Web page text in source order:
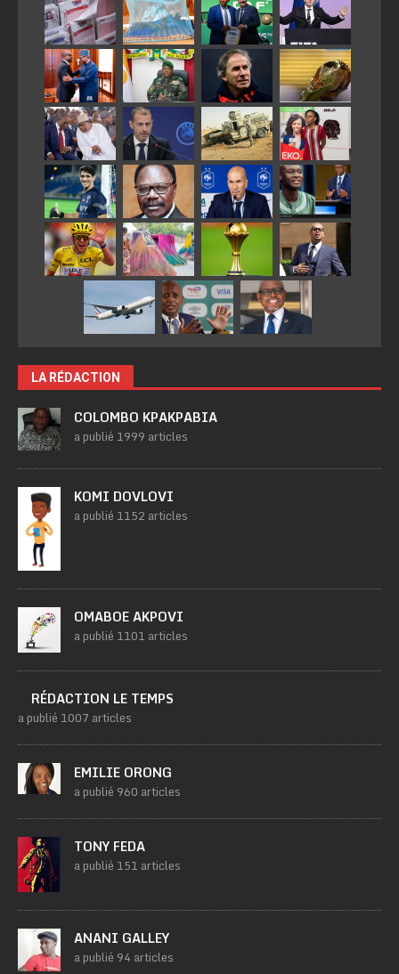
LA RÉDACTION
COLOMBO KPAKPABIA
a publié 1999 articles
KOMI DOVLOVI
a publié 1152 articles
OMABOE AKPOVI
a publié 1101 articles
RÉDACTION LE TEMPS
a publié 1007 articles
EMILIE ORONG
a publié 960 articles
TONY FEDA
a publié 151 articles
ANANI GALLEY
a publié 94 articles